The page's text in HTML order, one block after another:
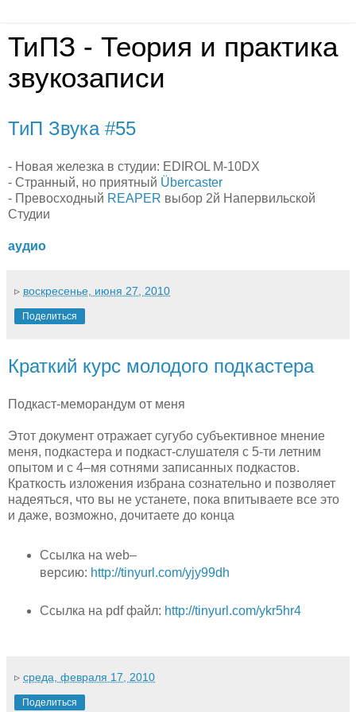
ТиПЗ - Теория и практика
звукозаписи
ТиП Звука #55
- Новая железка в студии: EDIROL M-10DX
- Странный, но приятный Übercaster
- Превосходный REAPER выбор 2й Напервильской
Студии
аудио
▹ воскресенье, июня 27, 2010
Поделиться
Краткий курс молодого подкастера
Подкаст-меморандум от меня
Этот документ отражает сугубо субъективное мнение
меня, подкастера и подкаст-слушателя с 5-ти летним
опытом и с 4–мя сотнями записанных подкастов.
Краткость изложения избрана сознательно и позволяет
надеяться, что вы не устанете, пока впитываете все это
и даже, возможно, дочитаете до конца
Ссылка на web–
версию: http://tinyurl.com/yjy99dh
Ссылка на pdf файл: http://tinyurl.com/ykr5hr4
▹ среда, февраля 17, 2010
Поделиться